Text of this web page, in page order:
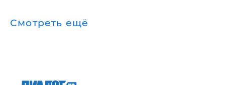
Смотреть ещё